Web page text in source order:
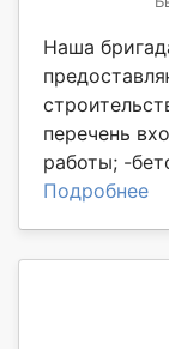
Наша
перечень
работы; -
Подробнее